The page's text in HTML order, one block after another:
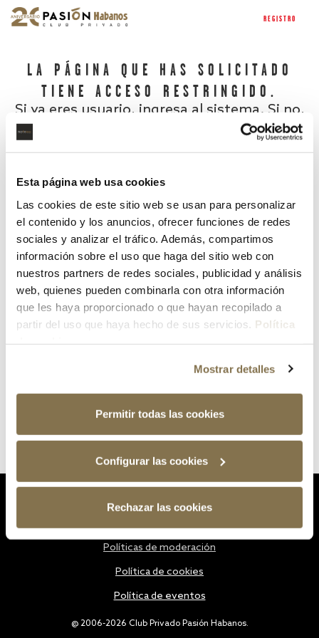
Esta página web usa cookies
Las cookies de este sitio web se usan para personalizar
el contenido y los anuncios, ofrecer funciones de redes
sociales y analizar el tráfico. Además, compartimos
información sobre el uso que haga del sitio web con
nuestros partners de redes sociales, publicidad y análisis
web, quienes pueden combinarla con otra información
que les haya proporcionado o que hayan recopilado a
partir del uso que haya hecho de sus servicios. Política
Mostrar detalles
Permitir todas las cookies
Configurar las cookies
Rechazar las cookies
REGISTRO
LA PÁGINA QUE HAS SOLICITADO
TIENE ACCESO RESTRINGIDO.
Si ya eres usuario, ingresa al sistema. Si no,
¿Has olvidado tu contraseña?
@ 2006-2026 Club Privado Pasión Habanos.
Políticas de moderación
Política de cookies
Política de eventos